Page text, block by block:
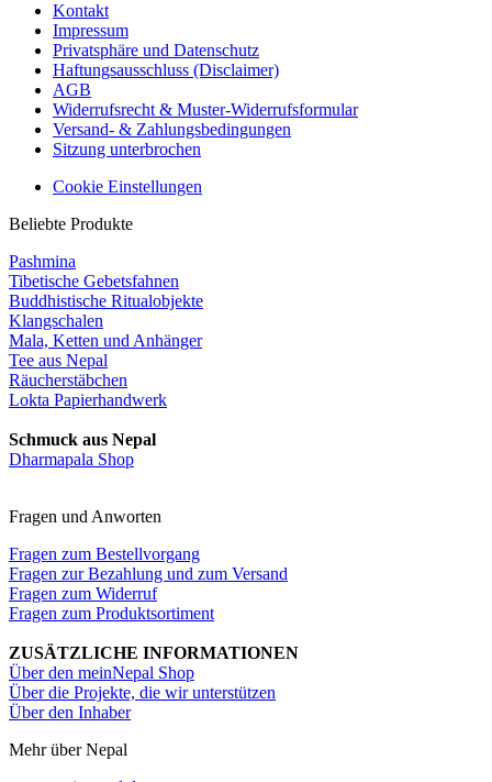
Kontakt
Impressum
Privatsphäre und Datenschutz
Haftungsausschluss (Disclaimer)
AGB
Widerrufsrecht & Muster-Widerrufsformular
Versand- & Zahlungsbedingungen
Sitzung unterbrochen
Cookie Einstellungen
Beliebte Produkte
Pashmina
Tibetische Gebetsfahnen
Buddhistische Ritualobjekte
Klangschalen
Mala, Ketten und Anhänger
Tee aus Nepal
Räucherstäbchen
Lokta Papierhandwerk
Schmuck aus Nepal
Dharmapala Shop
Fragen und Anworten
Fragen zum Bestellvorgang
Fragen zur Bezahlung und zum Versand
Fragen zum Widerruf
Fragen zum Produktsortiment
ZUSÄTZLICHE INFORMATIONEN
Über den meinNepal Shop
Über die Projekte, die wir unterstützen
Über den Inhaber
Mehr über Nepal